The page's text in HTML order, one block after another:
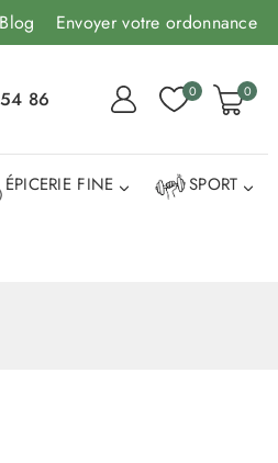
Blog Envoyer votre ordonnance
86 0 0
ÉPICERIE FINE SPORT